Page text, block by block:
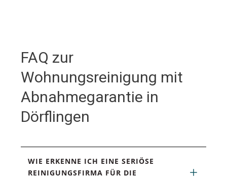
FAQ zur
Wohnungsreinigung mit
Abnahmegarantie in
Dörflingen
WIE ERKENNE ICH EINE SERIÖSE
REINIGUNGSFIRMA FÜR DIE